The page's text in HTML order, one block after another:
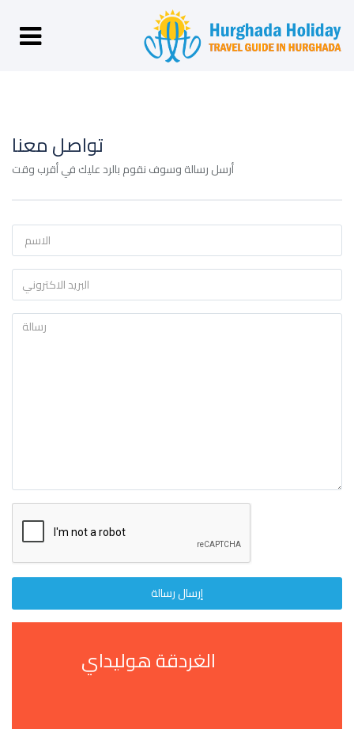
تواصل معنا
أرسل رسالة وسوف نقوم بالرد عليك في أقرب وقت
إرسال رسالة
الغردقة هوليداي